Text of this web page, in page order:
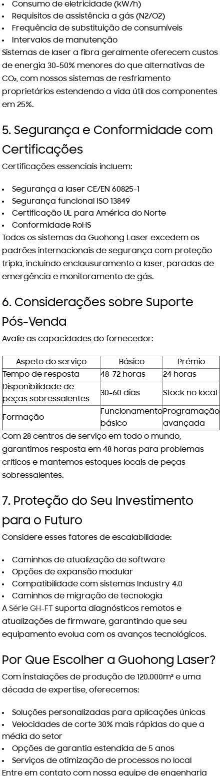
Consumo de eletricidade (kW/h)
Requisitos de assistência a gás (N2/O2)
Frequência de substituição de consumíveis
Intervalos de manutenção
Sistemas de laser a fibra geralmente oferecem custos
de energia 30-50% menores do que alternativas de
CO₂, com nossos sistemas de resfriamento
proprietários estendendo a vida útil dos componentes
em 25%.
5. Segurança e Conformidade com
Certificações
Certificações essenciais incluem:
Segurança a laser CE/EN 60825-1
Segurança funcional ISO 13849
Certificação UL para América do Norte
Conformidade RoHS
Todos os sistemas da Guohong Laser excedem os
padrões internacionais de segurança com proteção
tripla, incluindo enclausuramento a laser, paradas de
emergência e monitoramento de gás.
6. Considerações sobre Suporte
Pós-Venda
Avalie as capacidades do fornecedor:
Aspeto do serviço Básico
Prémio
Tempo de resposta
48-72 horas
24 horas
Disponibilidade de
peças sobressalentes
30-60 dias Stock no local
Formação
Funcionamento
básico
Programação
avançada
Com 28 centros de serviço em todo o mundo,
garantimos resposta em 48 horas para problemas
críticos e mantemos estoques locais de peças
sobressalentes.
7. Proteção do Seu Investimento
para o Futuro
Considere esses fatores de escalabilidade:
Caminhos de atualização de software
Opções de expansão modular
Compatibilidade com sistemas Industry 4.0
Caminhos de migração de tecnologia
ASérie GH-FTsuporta diagnósticos remotos e
atualizações de firmware, garantindo que seu
equipamento evolua com os avanços tecnológicos.
Por Que Escolher a Guohong Laser?
Com instalações de produção de 120.000m² e uma
década de expertise, oferecemos:
Soluções personalizadas para aplicações únicas
Velocidades de corte 30% mais rápidas do que a
média do setor
Opções de garantia estendida de 5 anos
Serviços de otimização de processos no local
Entre em contato com nossa equipe de engenharia